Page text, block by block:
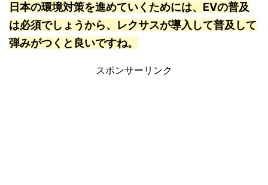
日本の環境対策を進めていくためには、EVの普及
は必須でしょうから、レクサスが導入して普及して
弾みがつくと良いですね。
スポンサーリンク